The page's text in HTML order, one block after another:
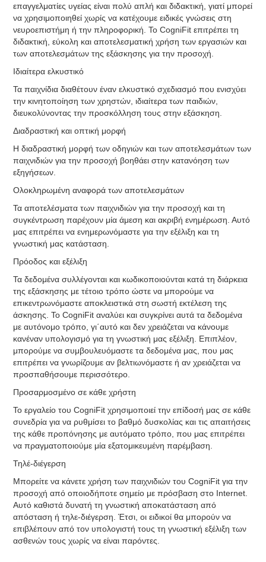
επαγγελματίες υγείας είναι πολύ απλή και διδακτική, γιατί μπορεί
να χρησιμοποιηθεί χωρίς να κατέχουμε ειδικές γνώσεις στη
νευροεπιστήμη ή την πληροφορική. Το CogniFit επιτρέπει τη
διδακτική, εύκολη και αποτελεσματική χρήση των εργασιών και
των αποτελεσμάτων της εξάσκησης για την προσοχή.
Ιδιαίτερα ελκυστικό
Τα παιχνίδια διαθέτουν έναν ελκυστικό σχεδιασμό που ενισχύει
την κινητοποίηση των χρηστών, ιδιαίτερα των παιδιών,
διευκολύνοντας την προσκόλληση τους στην εξάσκηση.
Διαδραστική και οπτική μορφή
Η διαδραστική μορφή των οδηγιών και των αποτελεσμάτων των
παιχνιδιών για την προσοχή βοηθάει στην κατανόηση των
εξηγήσεων.
Ολοκληρωμένη αναφορά των αποτελεσμάτων
Τα αποτελέσματα των παιχνιδιών για την προσοχή και τη
συγκέντρωση παρέχουν μία άμεση και ακριβή ενημέρωση. Αυτό
μας επιτρέπει να ενημερωνόμαστε για την εξέλιξη και τη
γνωστική μας κατάσταση.
Πρόοδος και εξέλιξη
Τα δεδομένα συλλέγονται και κωδικοποιούνται κατά τη διάρκεια
της εξάσκησης με τέτοιο τρόπο ώστε να μπορούμε να
επικεντρωνόμαστε αποκλειστικά στη σωστή εκτέλεση της
άσκησης. Το CogniFit αναλύει και συγκρίνει αυτά τα δεδομένα
με αυτόνομο τρόπο, γι΄αυτό και δεν χρειάζεται να κάνουμε
κανέναν υπολογισμό για τη γνωστική μας εξέλιξη. Επιπλέον,
μπορούμε να συμβουλευόμαστε τα δεδομένα μας, που μας
επιτρέπει να γνωρίζουμε αν βελτιωνόμαστε ή αν χρειάζεται να
προσπαθήσουμε περισσότερο.
Προσαρμοσμένο σε κάθε χρήστη
Το εργαλείο του CogniFit χρησιμοποιεί την επίδοσή μας σε κάθε
συνεδρία για να ρυθμίσει το βαθμό δυσκολίας και τις απαιτήσεις
της κάθε προπόνησης με αυτόματο τρόπο, που μας επιτρέπει
να πραγματοποιούμε μία εξατομικευμένη παρέμβαση.
Τηλέ-διέγερση
Μπορείτε να κάνετε χρήση των παιχνιδιών του CogniFit για την
προσοχή από οποιοδήποτε σημείο με πρόσβαση στο Internet.
Αυτό καθιστά δυνατή τη γνωστική αποκατάσταση από
απόσταση ή τηλε-διέγερση. Έτσι, οι ειδικοί θα μπορούν να
επιβλέπουν από τον υπολογιστή τους τη γνωστική εξέλιξη των
ασθενών τους χωρίς να είναι παρόντες.